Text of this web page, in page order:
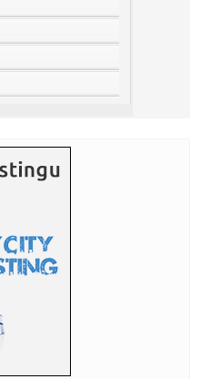
se Hirošima; Japanci poslali
iz kafane u Kninu: Zločinac
Srbije u preskakanju
Toko Šengelija napušta
a zdravo? Ovaj snack sa
u Republici Srpskoj